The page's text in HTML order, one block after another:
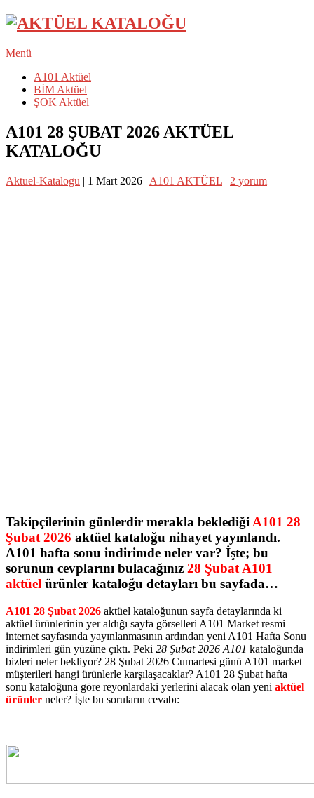
Menü
A101 Aktüel
BİM Aktüel
ŞOK Aktüel
A101 28 ŞUBAT 2026 AKTÜEL
KATALOĞU
Aktuel-Katalogu | 1 Mart 2026 | A101 AKTÜEL | 2 yorum
Takipçilerinin günlerdir merakla beklediğiA101 28
Şubat 2026 aktüel kataloğu nihayet yayınlandı.
A101 hafta sonu indirimde neler var? İşte; bu
sorunun cevplarını bulacağınız 28 Şubat A101
aktüel ürünler kataloğu detayları bu sayfada…
A101 28 Şubat 2026 aktüel kataloğunun sayfa detaylarında ki
aktüel ürünlerinin yer aldığı sayfa görselleri A101 Market resmi
internet sayfasında yayınlanmasının ardından yeni A101 Hafta Sonu
indirimleri gün yüzüne çıktı. Peki 28 Şubat 2026 A101 kataloğunda
bizleri neler bekliyor? 28 Şubat 2026 Cumartesi günü A101 market
müşterileri hangi ürünlerle karşılaşacaklar? A101 28 Şubat hafta
sonu kataloğuna göre reyonlardaki yerlerini alacak olan yeni aktüel
ürünler neler? İşte bu soruların cevabı: